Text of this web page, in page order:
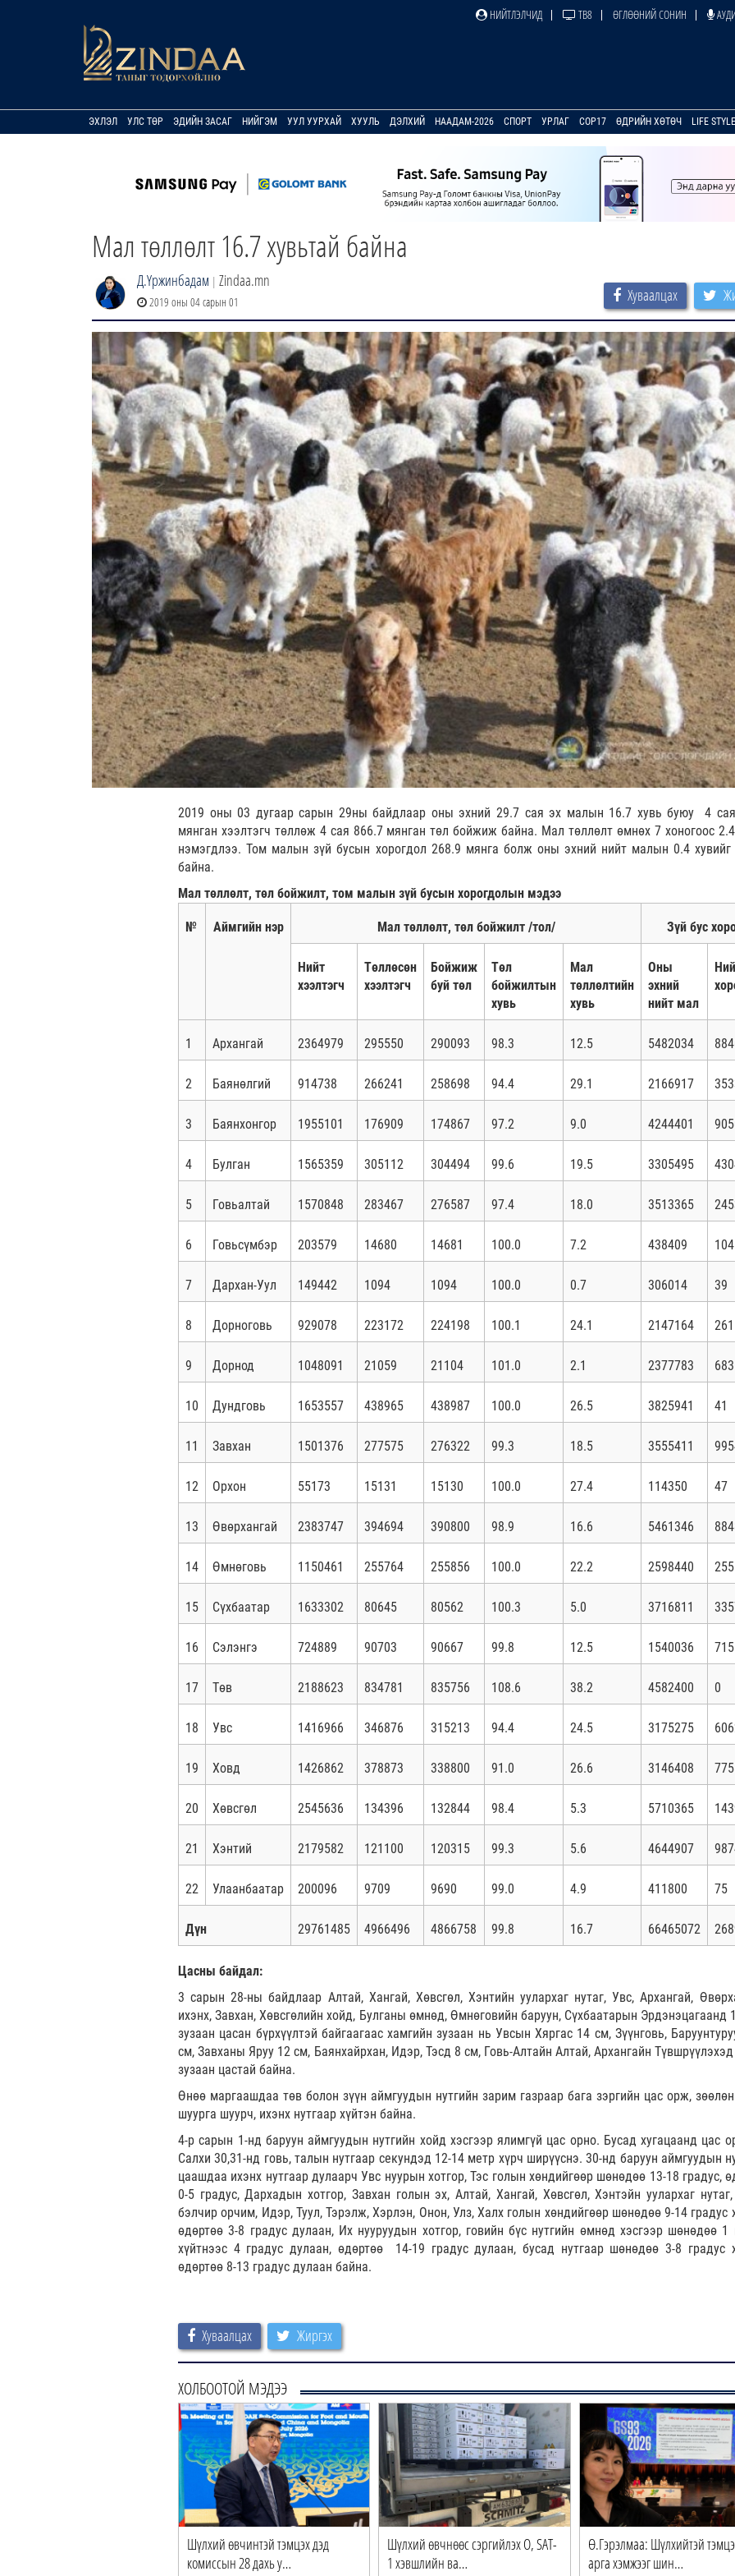
НИЙТЛЭЛЧИД ТВ8 ӨГЛӨӨНИЙ СОНИН
ЭХЛЭЛ УЛС ТӨР ЭДИЙН ЗАСАГ НИЙГЭМ УУЛ УУРХАЙ ХУУЛЬ ДЭЛХИЙ НААДАМ-2026 СПОРТ УРЛАГ COP17 ӨДРИЙН ХӨТӨЧ LIFE STYLE
Мал төллөлт 16.7 хувьтай байна
Д.Үржинбадам | Zindaa.mn
2019 оны 04 сарын 01 Хуваалцах
2019 оны 03 дугаар сарын 29ны байдлаар оны эхний 29.7 сая эх малын 16.7 хувь буюу 4
мянган хээлтэгч төллөж 4 сая 866.7 мянган төл бойжиж байна. Мал төллөлт өмнөх 7 хоногоос
нэмэгдлээ. Том малын зүй бусын хорогдол 268.9 мянга болж оны эхний нийт малын 0.4 хувийг
байна.
Мал төллөлт, төл бойжилт, том малын зүй бусын хорогдолын мэдээ
№ Аймгийн нэр Мал төллөлт, төл бойжилт /тол/ Зүй бус
Нийт
хээлтэгч
Төллөсөн
хээлтэгч
Бойжиж
буй төл
Төл
бойжилтын
хувь
Мал
төллөлтийн
хувь
Оны
эхний
нийт мал
1 Архангай 2364979 295550 290093 98.3 12.5 5482034
2 Баянөлгий 914738 266241 258698 94.4 29.1 2166917
3 Баянхонгор 1955101 176909 174867 97.2 9.0 4244401
4 Булган 1565359 305112 304494 99.6 19.5 3305495
5 Говьалтай 1570848 283467 276587 97.4 18.0 3513365
6 Говьсүмбэр 203579 14680 14681 100.0 7.2 438409 104
7 Дархан-Уул 149442 1094 1094 100.0 0.7 306014 39
8 Дорноговь 929078 223172 224198 100.1 24.1 2147164 261
9 Дорнод 1048091 21059 21104 101.0 2.1 2377783 683
10 Дундговь 1653557 438965 438987 100.0 26.5 3825941 41
11 Завхан 1501376 277575 276322 99.3 18.5 3555411
12 Орхон 55173 15131 15130 100.0 27.4 114350 47
13 Өвөрхангай 2383747 394694 390800 98.9 16.6 5461346
14 Өмнөговь 1150461 255764 255856 100.0 22.2 2598440 255
15 Сүхбаатар 1633302 80645 80562 100.3 5.0 3716811
16 Сэлэнгэ 724889 90703 90667 99.8 12.5 1540036 715
17 Төв 2188623 834781 835756 108.6 38.2 4582400 0
18 Увс 1416966 346876 315213 94.4 24.5 3175275
19 Ховд 1426862 378873 338800 91.0 26.6 3146408
20 Хөвсгөл 2545636 134396 132844 98.4 5.3 5710365
21 Хэнтий 2179582 121100 120315 99.3 5.6 4644907
22 Улаанбаатар 200096 9709 9690 99.0 4.9 411800 75
Дүн 29761485 4966496 4866758 99.8 16.7 66465072
Цасны байдал:
3 сарын 28-ны байдлаар Алтай, Хангай, Хөвсгөл, Хэнтийн уулархаг нутаг, Увс, Архангай,
ихэнх, Завхан, Хөвсгөлийн хойд, Булганы өмнөд, Өмнөговийн баруун, Сүхбаатарын Эрдэнэцагаанд
зузаан цасан бүрхүүлтэй байгаагаас хамгийн зузаан нь Увсын Хяргас 14 см, Зүүнговь,
см, Завханы Яруу 12 см, Баянхайрхан, Идэр, Тэсд 8 см, Говь-Алтайн Алтай, Архангайн
зузаан цастай байна.
Өнөө маргаашдаа төв болон зүүн аймгуудын нутгийн зарим газраар бага зэргийн цас орж,
шуурга шуурч, ихэнх нутгаар хүйтэн байна.
4-р сарын 1-нд баруун аймгуудын нутгийн хойд хэсгээр ялимгүй цас орно. Бусад хугацаанд цас
Салхи 30,31-нд говь, талын нутгаар секундэд 12-14 метр хүрч ширүүснэ. 30-нд баруун аймгуудын
цаашдаа ихэнх нутгаар дулаарч Увс нуурын хотгор, Тэс голын хөндийгөөр шөнөдөө 13-18 градус,
0-5 градус, Дархадын хотгор, Завхан голын эх, Алтай, Хангай, Хөвсгөл, Хэнтэйн уулархаг
бэлчир орчим, Идэр, Туул, Тэрэлж, Хэрлэн, Онон, Улз, Халх голын хөндийгөөр шөнөдөө 9-14 градус
өдөртөө 3-8 градус дулаан, Их нууруудын хотгор, говийн бүс нутгийн өмнөд хэсгээр шөнөдөө 1
хүйтнээс 4 градус дулаан, өдөртөө 14-19 градус дулаан, бусад нутгаар шөнөдөө 3-8 градус
өдөртөө 8-13 градус дулаан байна.
Хуваалцах Жиргэх
ХОЛБООТОЙ МЭДЭЭ
Шүлхий өвчинтэй тэмцэх дэд
комиссын 28 дахь у…
Шүлхий өвчнөөс сэргийлэх O, SAT-
1 хэвшлийн ва…
Ө.Гэрэлмаа: Шүлхийтэй
арга хэмжээг шин…